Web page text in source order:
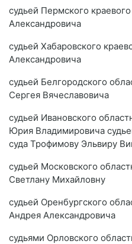
судьей Пермского
Александровича
судьей Хабаровского
Александровича
судьей Белгородского
Сергея Вячеславовича
судьей Ивановского
Юрия Владимировича
суда Трофимову Эльвиру
судьей Московского
Светлану Михайловну
судьей Оренбургского
Андрея Александровича
судьями Орловского